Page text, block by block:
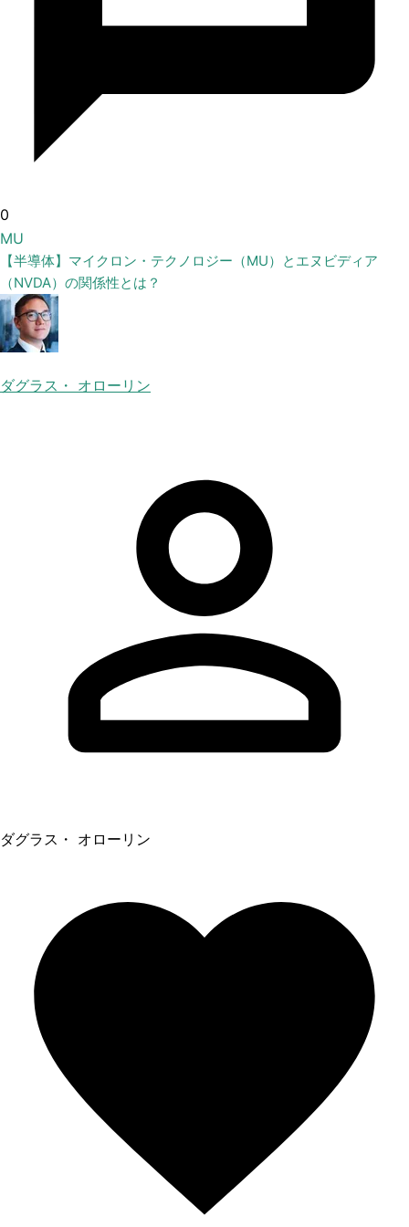
0
MU
【半導体】マイクロン・テクノロジー（MU）とエヌビディア
（NVDA）の関係性とは？
ダグラス・ オローリン
ダグラス・ オローリン